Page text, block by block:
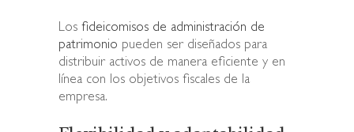
Los fideicomisos de administración de
patrimonio pueden ser diseñados para
distribuir activos de manera eficiente y en
línea con los objetivos fiscales de la
empresa.